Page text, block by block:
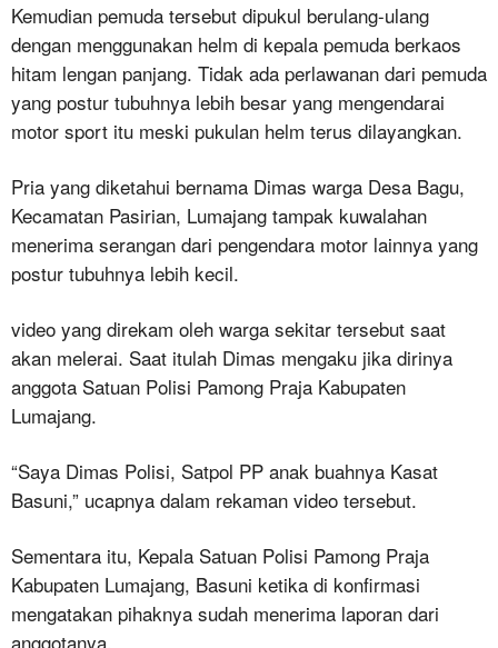
Kemudian pemuda tersebut dipukul berulang-ulang
dengan menggunakan helm di kepala pemuda berkaos
hitam lengan panjang. Tidak ada perlawanan dari pemuda
yang postur tubuhnya lebih besar yang mengendarai
motor sport itu meski pukulan helm terus dilayangkan.
Pria yang diketahui bernama Dimas warga Desa Bagu,
Kecamatan Pasirian, Lumajang tampak kuwalahan
menerima serangan dari pengendara motor lainnya yang
postur tubuhnya lebih kecil.
video yang direkam oleh warga sekitar tersebut saat
akan melerai. Saat itulah Dimas mengaku jika dirinya
anggota Satuan Polisi Pamong Praja Kabupaten
Lumajang.
“Saya Dimas Polisi, Satpol PP anak buahnya Kasat
Basuni,” ucapnya dalam rekaman video tersebut.
Sementara itu, Kepala Satuan Polisi Pamong Praja
Kabupaten Lumajang, Basuni ketika di konfirmasi
mengatakan pihaknya sudah menerima laporan dari
anggotanya.